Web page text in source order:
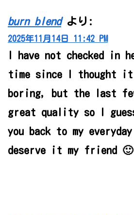
burn blend より:
2025年11月14日 11:42 PM
I have not checked in
time since I thought it
boring, but the last
great quality so I
you back to my
deserve it my friend 🙂